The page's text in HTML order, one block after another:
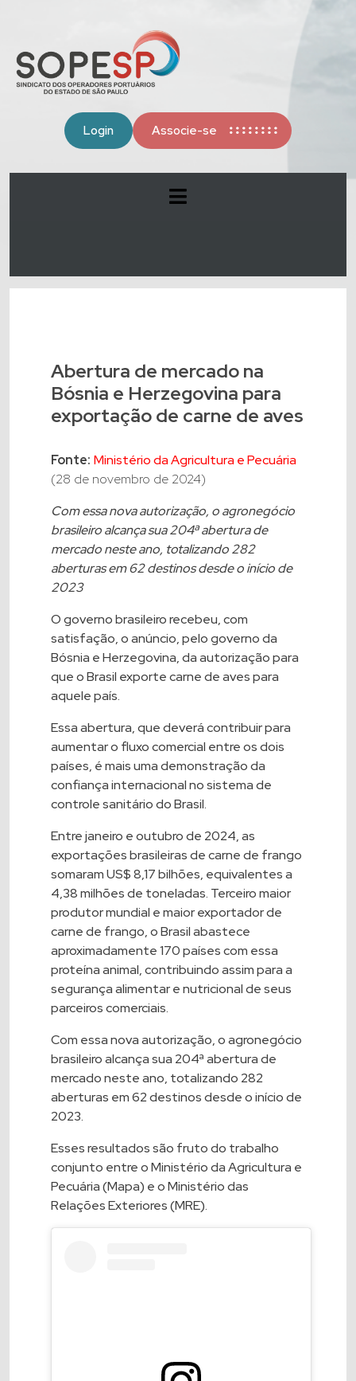
Login Associe-se
Abertura de mercado na
Bósnia e Herzegovina para
exportação de carne de aves
Fonte: Ministério da Agricultura e Pecuária
(28 de novembro de 2024)
Com essa nova autorização, o agronegócio
brasileiro alcança sua 204ª abertura de
mercado neste ano, totalizando 282
aberturas em 62 destinos desde o início de
2023
O governo brasileiro recebeu, com
satisfação, o anúncio, pelo governo da
Bósnia e Herzegovina, da autorização para
que o Brasil exporte carne de aves para
aquele país.
Essa abertura, que deverá contribuir para
aumentar o fluxo comercial entre os dois
países, é mais uma demonstração da
confiança internacional no sistema de
controle sanitário do Brasil.
Entre janeiro e outubro de 2024, as
exportações brasileiras de carne de frango
somaram US$ 8,17 bilhões, equivalentes a
4,38 milhões de toneladas. Terceiro maior
produtor mundial e maior exportador de
carne de frango, o Brasil abastece
aproximadamente 170 países com essa
proteína animal, contribuindo assim para a
segurança alimentar e nutricional de seus
parceiros comerciais.
Com essa nova autorização, o agronegócio
brasileiro alcança sua 204ª abertura de
mercado neste ano, totalizando 282
aberturas em 62 destinos desde o início de
2023.
Esses resultados são fruto do trabalho
conjunto entre o Ministério da Agricultura e
Pecuária (Mapa) e o Ministério das
Relações Exteriores (MRE).